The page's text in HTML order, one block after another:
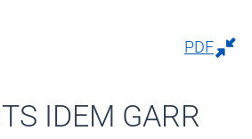
PDF
IDEM GARR